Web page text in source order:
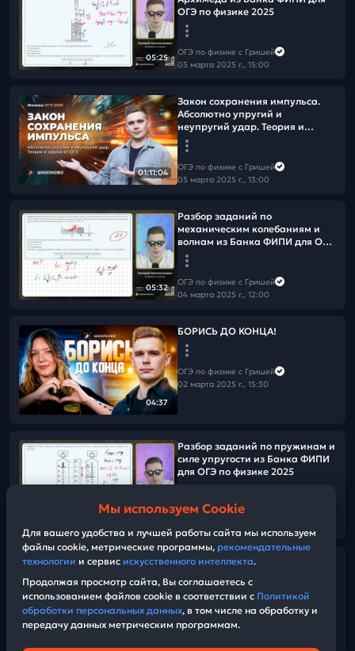
05:25
ОГЭ по физике 2025
ОГЭ по физике с Гришей
05 марта 2025 г., 15:00
01:11:04
Закон сохранения импульса.
Абсолютно упругий и
неупругий удар. Теория и
задачи из ОГЭ по физике 2025
ОГЭ по физике с Гришей
05 марта 2025 г., 13:00
05:32
Разбор заданий по
механическим колебаниям и
волнам из Банка ФИПИ для ОГЭ
по физике 2025
ОГЭ по физике с Гришей
04 марта 2025 г., 12:00
04:37
БОРИСЬ ДО КОНЦА!
ОГЭ по физике с Гришей
02 марта 2025 г., 15:30
05:06
Разбор заданий по пружинам и
силе упругости из Банка ФИПИ
для ОГЭ по физике 2025
ОГЭ по физике с Гришей
05:29
Разбор заданий по закону
ФИПИ для ОГЭ по физике 2025
ОГЭ по физике с Гришей
Мы используем Cookie
Для вашего удобства и лучшей работы сайта мы используем
файлы cookie, метрические программы, рекомендательные
технологии и сервис искусственного интеллекта.
Продолжая просмотр сайта, Вы соглашаетесь с
использованием файлов cookie в соответствии с Политикой
обработки персональных данных, в том числе на обработку и
передачу данных метрическим программам.